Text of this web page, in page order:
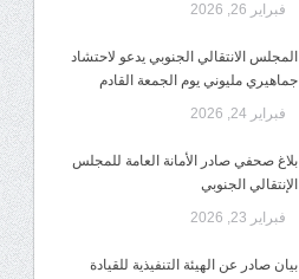
فبراير 26, 2026
المجلس الانتقالي الجنوبي يدعو لاحتشاد
جماهيري مليوني يوم الجمعة القادم
فبراير 24, 2026
بلاغ صحفي صادر الأمانة العامة للمجلس
الإنتقالي الجنوبي
فبراير 23, 2026
بيان صادر عن الهيئة التنفيذية للقيادة